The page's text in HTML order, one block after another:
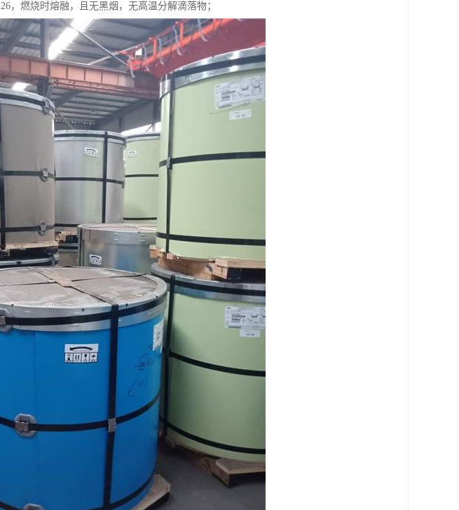
，燃烧时熔融，且无黑烟，无高温分解滴落物；